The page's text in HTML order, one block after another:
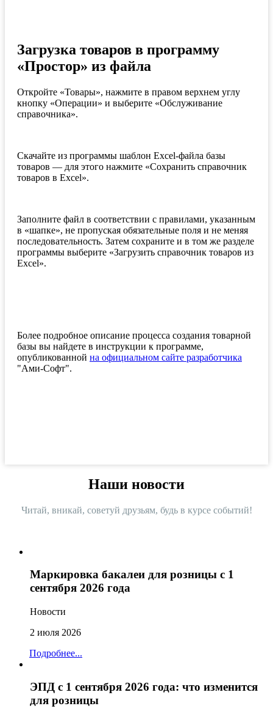
Загрузка товаров в программу
«Простор» из файла
Откройте «Товары», нажмите в правом верхнем углу
кнопку «Операции» и выберите «Обслуживание
справочника».
Скачайте из программы шаблон Excel-файла базы
товаров — для этого нажмите «Сохранить справочник
товаров в Excel».
Заполните файл в соответствии с правилами, указанным
в «шапке», не пропуская обязательные поля и не меняя
последовательность. Затем сохраните и в том же разделе
программы выберите «Загрузить справочник товаров из
Excel».
Более подробное описание процесса создания товарной
базы вы найдете в инструкции к программе,
опубликованной на официальном сайте разработчика
"Ами-Софт".
Наши новости
Читай, вникай, советуй друзьям, будь в курсе событий!
Маркировка бакалеи для розницы с 1
сентября 2026 года
Новости
2 июля 2026
Подробнее...
ЭПД с 1 сентября 2026 года: что изменится
для розницы